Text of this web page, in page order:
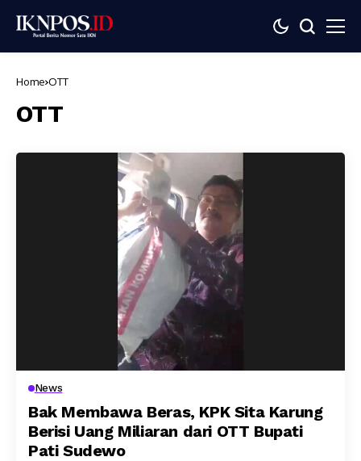
Home OTT
OTT
News
Bak Membawa Beras, KPK Sita Karung
Berisi Uang Miliaran dari OTT Bupati
Pati Sudewo